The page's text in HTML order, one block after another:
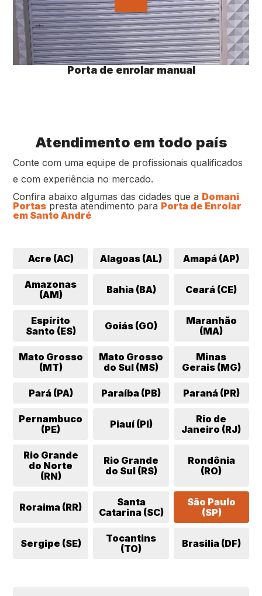
Porta de enrolar manual
Atendimento em todo país
Conte com uma equipe de profissionais qualificados
e com experiência no mercado.
Confira abaixo algumas das cidades que a Domani
Portas presta atendimento para Porta de Enrolar
em Santo André
Acre (AC) Alagoas (AL) Amapá (AP)
Amazonas
(AM)
Bahia (BA) Ceará (CE)
Espírito
Santo (ES)
Goiás (GO)
Maranhão
(MA)
Mato Grosso
(MT)
Mato Grosso
do Sul (MS)
Minas
Gerais (MG)
Pará (PA) Paraíba (PB) Paraná (PR)
Pernambuco
(PE)
Piauí (PI)
Rio de
Janeiro (RJ)
Rio Grande
do Norte
(RN)
Rio Grande
do Sul (RS)
Rondônia
(RO)
Roraima (RR)
Santa
Catarina (SC)
São Paulo
(SP)
Sergipe (SE)
Tocantins
(TO)
Brasilia (DF)